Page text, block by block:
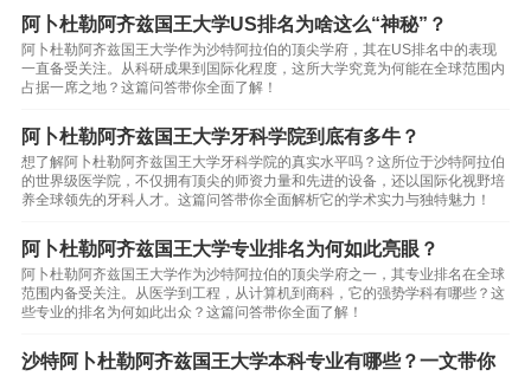
阿卜杜勒阿齐兹国王大学US排名为啥这么“神秘”？
阿卜杜勒阿齐兹国王大学作为沙特阿拉伯的顶尖学府，其在US排名中的表现
一直备受关注。从科研成果到国际化程度，这所大学究竟为何能在全球范围内
占据一席之地？这篇问答带你全面了解！
阿卜杜勒阿齐兹国王大学牙科学院到底有多牛？
想了解阿卜杜勒阿齐兹国王大学牙科学院的真实水平吗？这所位于沙特阿拉伯
的世界级医学院，不仅拥有顶尖的师资力量和先进的设备，还以国际化视野培
养全球领先的牙科人才。这篇问答带你全面解析它的学术实力与独特魅力！
阿卜杜勒阿齐兹国王大学专业排名为何如此亮眼？
阿卜杜勒阿齐兹国王大学作为沙特阿拉伯的顶尖学府之一，其专业排名在全球
范围内备受关注。从医学到工程，从计算机到商科，它的强势学科有哪些？这
些专业的排名为何如此出众？这篇问答带你全面了解！
沙特阿卜杜勒阿齐兹国王大学本科专业有哪些？一文带你